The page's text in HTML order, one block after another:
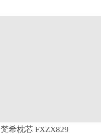
梵希枕芯 FXZX829